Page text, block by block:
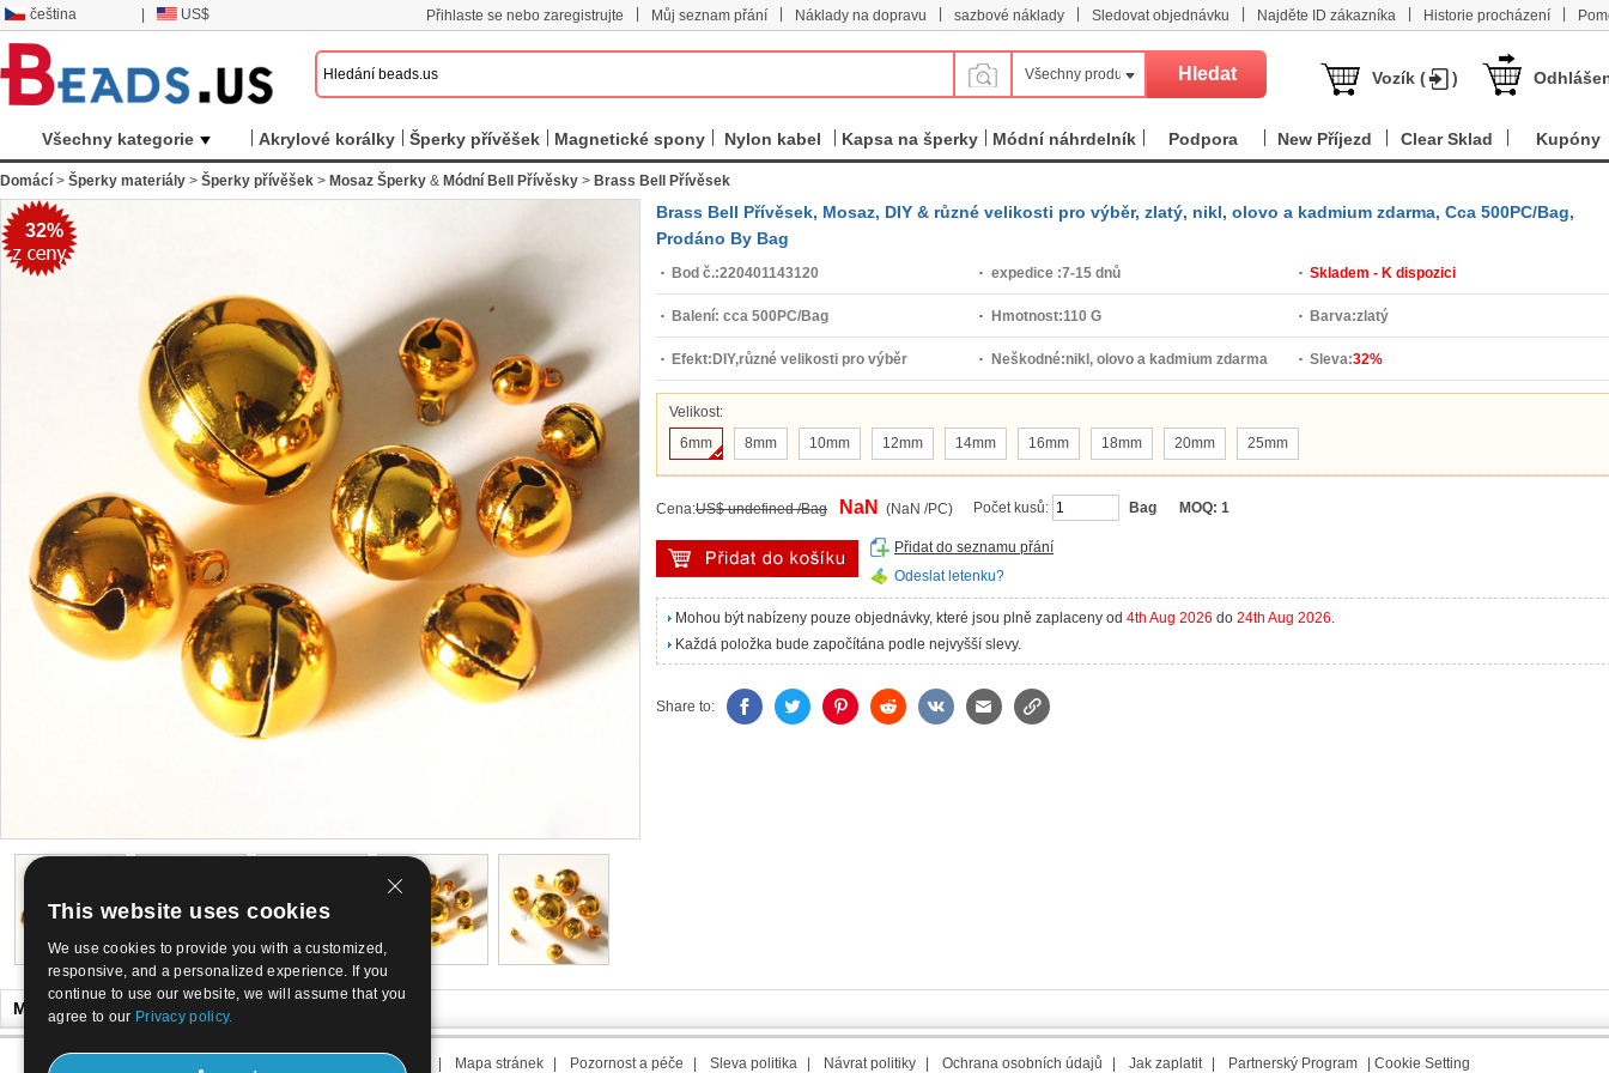
čeština US$ Přihlaste se nebo zaregistrujte Můj seznam přání Náklady na dopravu sazbové náklady Sledovat objednávku Najděte ID zákazníka Historie procházení
Všechny produkt Vozík ( )
Všechny kategorie Akrylové korálky Šperky přívěšek Magnetické spony Nylon kabel Kapsa na šperky Módní náhrdelník Podpora New Příjezd Clear Sklad Kupóny
Domácí > Šperky materiály > Šperky přívěšek > Mosaz Šperky & Módní Bell Přívěsky > Brass Bell Přívěsek
32%
Brass Bell Přívěsek, Mosaz, DIY & různé velikosti pro výběr, zlatý, nikl, olovo a kadmium zdarma, Cca 500PC/Bag,
Prodáno By Bag
Bod č.:220401143120 expedice :7-15 dnů Skladem - K dispozici
Balení: cca 500PC/Bag Hmotnost:110 G Barva:zlatý
Efekt: DIY,různé velikosti pro výběr Neškodné:nikl, olovo a kadmium zdarma Sleva:32%
Velikost:
6mm
8mm 10mm 12mm 14mm 16mm 18mm 20mm 25mm
Cena:US$ undefined /Bag NaN (NaN /PC) Počet kusů: Bag MOQ: 1
Přidat do seznamu přání
Odeslat letenku?
Mohou být nabízeny pouze objednávky, které jsou plně zaplaceny od 4th Aug 2026 do 24th Aug 2026.
Každá položka bude započítána podle nejvyšší slevy.
Share to:
Může se Vám líbit
Termín nás Mapa stránek Pozornost a péče Sleva politika Návrat politiky Ochrana osobních údajů Jak zaplatit Partnerský Program Cookie Setting
This website uses cookies
We use cookies to provide you with a customized,
responsive, and a personalized experience. If you
continue to use our website, we will assume that you
agree to our Privacy policy.